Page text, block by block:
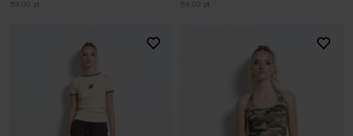
59,00 zł
59,00 zł